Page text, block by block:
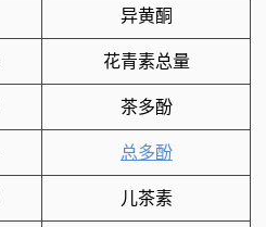
异黄酮
花青素总量
茶多酚
总多酚
儿茶素